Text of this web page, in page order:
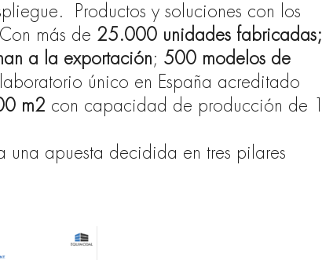
Productos y soluciones con los
Con más de 25.000 unidades fabricadas;
a la exportación; 500 modelos de
único en España acreditado
m2 con capacidad de producción de 1
una apuesta decidida en tres pilares